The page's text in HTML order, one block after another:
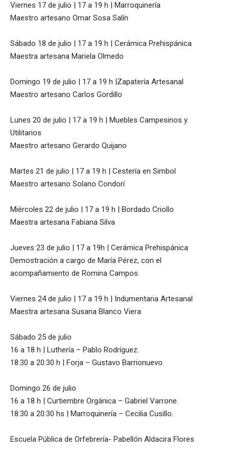
Viernes 17 de julio | 17 a 19 h | Marroquinería
Maestro artesano Omar Sosa Salín
Sábado 18 de julio | 17 a 19 h | Cerámica Prehispánica
Maestra artesana Mariela Olmedo
Domingo 19 de julio | 17 a 19 h |Zapatería Artesanal
Maestro artesano Carlos Gordillo
Lunes 20 de julio | 17 a 19 h | Muebles Campesinos y
Utilitarios
Maestro artesano Gerardo Quijano
Martes 21 de julio | 17 a 19 h | Cestería en Simbol
Maestro artesano Solano Condorí
Miércoles 22 de julio | 17 a 19 h | Bordado Criollo
Maestra artesana Fabiana Silva
Jueves 23 de julio | 17 a 19h | Cerámica Prehispánica
Demostración a cargo de María Pérez, con el
acompañamiento de Romina Campos.
Viernes 24 de julio | 17 a 19 h | Indumentaria Artesanal
Maestra artesana Susana Blanco Viera
Sábado 25 de julio
16 a 18 h | Luthería – Pablo Rodríguez.
18:30 a 20:30 h | Forja – Gustavo Barrionuevo.
Domingo 26 de julio
16 a 18 h | Curtiembre Orgánica – Gabriel Varrone.
18:30 a 20:30 hs | Marroquinería – Cecilia Cusillo.
Escuela Pública de Orfebrería- Pabellón Aldacira Flores